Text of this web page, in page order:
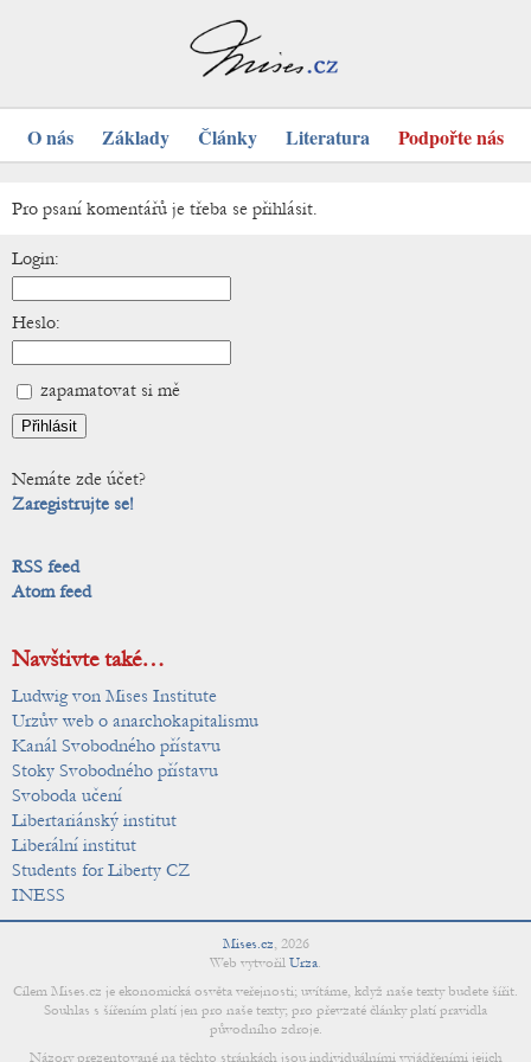
O nás Základy Články Literatura Podpořte nás
Pro psaní komentářů je třeba se přihlásit.
Login:
Heslo:
zapamatovat si mě
Nemáte zde účet?
Zaregistrujte se!
RSS feed
Atom feed
Navštivte také…
Ludwig von Mises Institute
Urzův web o anarchokapitalismu
Kanál Svobodného přístavu
Stoky Svobodného přístavu
Svoboda učení
Libertariánský institut
Liberální institut
Students for Liberty CZ
INESS
Mises.cz, 2026
Web vytvořil Urza.
Cílem Mises.cz je ekonomická osvěta veřejnosti; uvítáme, když naše texty budete šířit.
Souhlas s šířením platí jen pro naše texty; pro převzaté články platí pravidla
původního zdroje.
Názory prezentované na těchto stránkách jsou individuálními vyjádřeními jejich